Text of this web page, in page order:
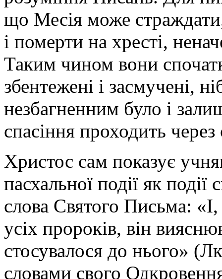
що Месія може
і померти на хресті,
Таким чином вони
збентежені і засмучені,
незбагненним було і
спасіння проходить
Христос сам показує
пасхальної події як
слова Святого Письма:
усіх пророків, він
стосувалося до нього»
словами свого